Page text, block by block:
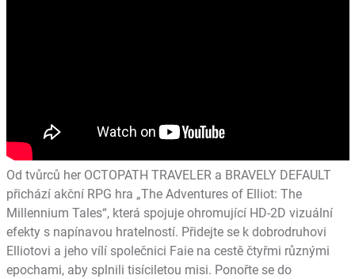
Od tvůrců her OCTOPATH TRAVELER a BRAVELY DEFAULT
přichází akční RPG hra „The Adventures of Elliot: The
Millennium Tales“, která spojuje ohromující HD-2D vizuální
efekty s napínavou hratelností. Přidejte se k dobrodruhovi
Elliotovi a jeho vílí společnici Faie na cestě čtyřmi různými
epochami, aby splnili tisíciletou misi. Ponořte se do